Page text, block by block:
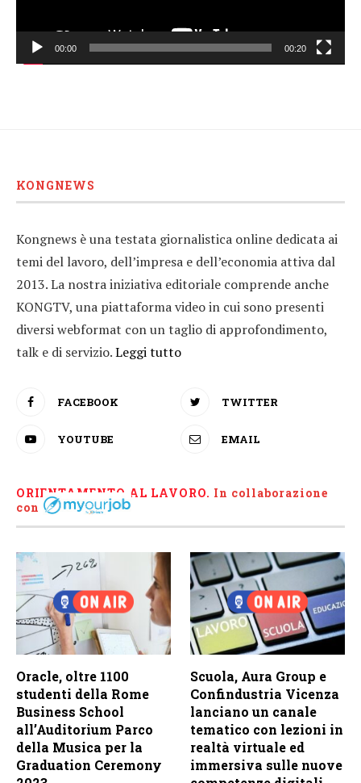
00:00 00:20
KONGNEWS
Kongnews è una testata giornalistica online dedicata ai
temi del lavoro, dell’impresa e dell’economia attiva dal
2013. La nostra iniziativa editoriale comprende anche
KONGTV, una piattaforma video in cui sono presenti
diversi webformat con un taglio di approfondimento,
talk e di servizio.Leggi tutto
FACEBOOK TWITTER
YOUTUBE EMAIL
ORIENTAMENTO AL LAVORO. In collaborazione
con
Oracle, oltre 1100
studenti della Rome
Business School
all’Auditorium Parco
della Musica per la
Graduation Ceremony
Scuola, Aura Group e
Confindustria Vicenza
lanciano un canale
tematico con lezioni in
realtà virtuale ed
immersiva sulle nuove